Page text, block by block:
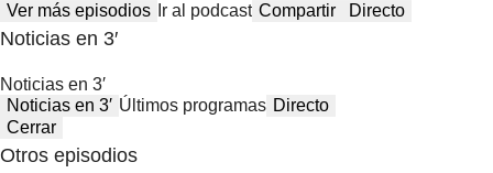
Ver más episodios Ir al podcast Compartir Directo
Noticias en 3′
Noticias en 3′
Noticias en 3′ Últimos programas Directo
Cerrar
Otros episodios